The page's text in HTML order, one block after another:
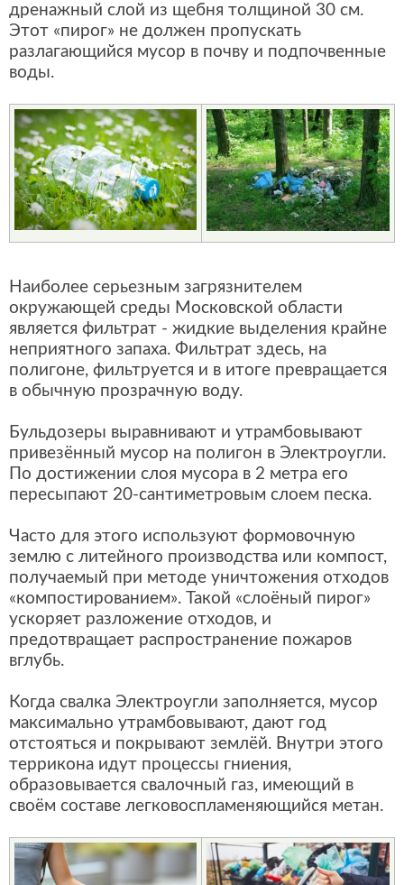
дренажный слой из щебня толщиной 30 см.
Этот «пирог» не должен пропускать
разлагающийся мусор в почву и подпочвенные
воды.
Наиболее серьезным загрязнителем
окружающей среды Московской области
является фильтрат - жидкие выделения крайне
неприятного запаха. Фильтрат здесь, на
полигоне, фильтруется и в итоге превращается
в обычную прозрачную воду.
Бульдозеры выравнивают и утрамбовывают
привезённый мусор на полигон в Электроугли.
По достижении слоя мусора в 2 метра его
пересыпают 20-сантиметровым слоем песка.
Часто для этого используют формовочную
землю с литейного производства или компост,
получаемый при методе уничтожения отходов
«компостированием». Такой «слоёный пирог»
ускоряет разложение отходов, и
предотвращает распространение пожаров
вглубь.
Когда свалка Электроугли заполняется, мусор
максимально утрамбовывают, дают год
отстояться и покрывают землёй. Внутри этого
террикона идут процессы гниения,
образовывается свалочный газ, имеющий в
своём составе легковоспламеняющийся метан.